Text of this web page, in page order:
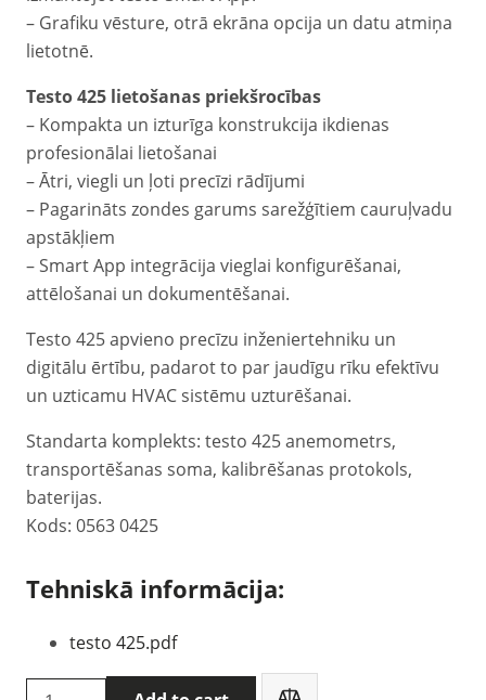
– Grafiku vēsture, otrā ekrāna opcija un datu atmiņa
lietotnē.
Testo 425 lietošanas priekšrocības
– Kompakta un izturīga konstrukcija ikdienas
profesionālai lietošanai
– Ātri, viegli un ļoti precīzi rādījumi
– Pagarināts zondes garums sarežģītiem cauruļvadu
apstākļiem
– Smart App integrācija vieglai konfigurēšanai,
attēlošanai un dokumentēšanai.
Testo 425 apvieno precīzu inženiertehniku un
digitālu ērtību, padarot to par jaudīgu rīku efektīvu
un uzticamu HVAC sistēmu uzturēšanai.
Standarta komplekts: testo 425 anemometrs,
transportēšanas soma, kalibrēšanas protokols,
baterijas.
Kods: 0563 0425
Tehniskā informācija:
testo 425.pdf
Testo